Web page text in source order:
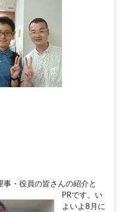
事・役員の皆さんの紹介と
PRです。い
よいよ8月に